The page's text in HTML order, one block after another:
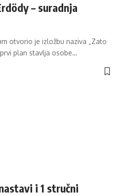
– suradnja
otvorio je izložbu naziva „Zato
plan stavlja osobe…
i 1 stručni